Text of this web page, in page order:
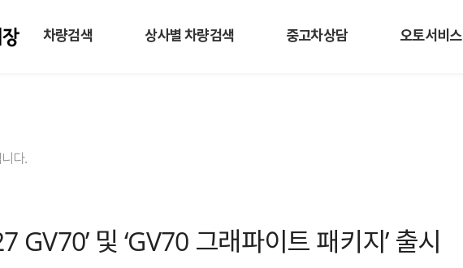
차량검색 상사별 차량검색 중고차상담 오토서비스
다.
GV70’ 및 ‘GV70 그래파이트 패키지’ 출시